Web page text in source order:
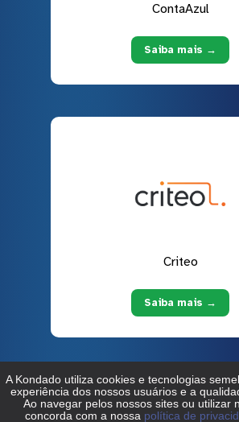
ContaAzul
Saiba mais →
Criteo
Saiba mais →